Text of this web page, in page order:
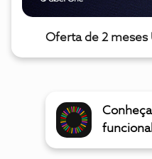
Oferta de 2 meses